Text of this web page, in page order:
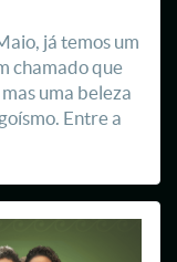
já temos um
chamado que
uma beleza
Entre a